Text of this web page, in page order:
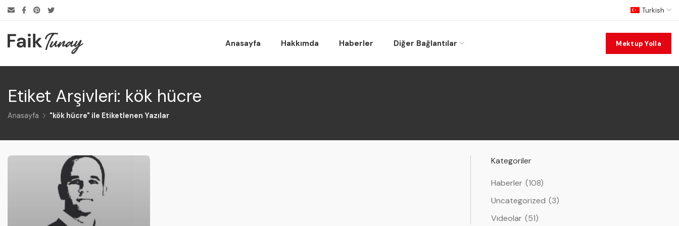
Turkish
Anasayfa Hakkımda Haberler Diğer Bağlantılar Mektup Yolla
Etiket Arşivleri: kök hücre
Anasayfa "kök hücre" ile Etiketlenen Yazılar
Kategoriler
Haberler (108)
Uncategorized (3)
Videolar (51)